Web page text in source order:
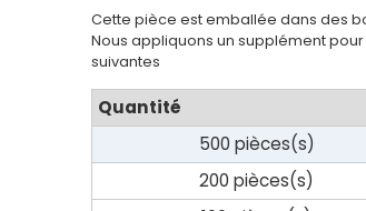
Cette pièce est emballée dans des
Nous appliquons un supplément
suivantes
Quantité
500 pièces(s)
200 pièces(s)